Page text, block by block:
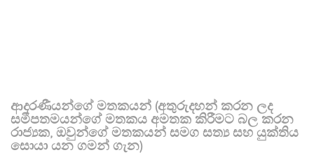
ආදරණීයන්ගේ මතකයන් (අතුරුදහන් කරන ලද
සමීපතමයන්ගේ මතකය අමතක කිරීමට බල කරන
රාජ්‍යක, ඔවුන්ගේ මතකයන් සමග සත්‍ය සහ යුක්තිය
සොයා යන ගමන් ගැන)